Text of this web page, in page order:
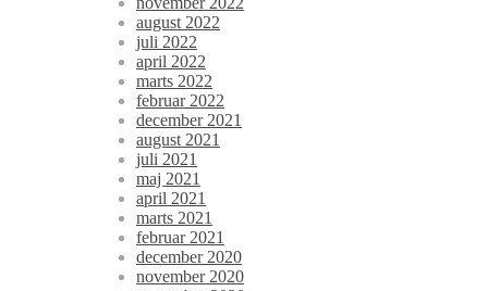
august 2022
juli 2022
april 2022
marts 2022
februar 2022
december 2021
august 2021
juli 2021
maj 2021
april 2021
marts 2021
februar 2021
december 2020
november 2020